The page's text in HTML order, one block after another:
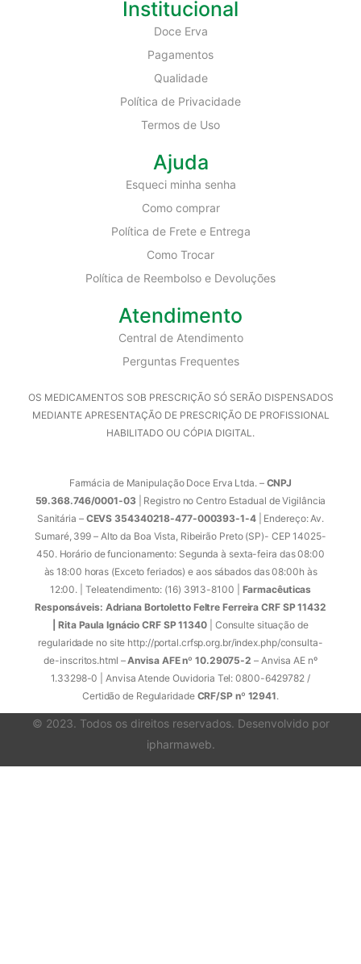
Institucional
Doce Erva
Pagamentos
Qualidade
Política de Privacidade
Termos de Uso
Ajuda
Esqueci minha senha
Como comprar
Política de Frete e Entrega
Como Trocar
Política de Reembolso e Devoluções
Atendimento
Central de Atendimento
Perguntas Frequentes
OS MEDICAMENTOS SOB PRESCRIÇÃO SÓ SERÃO DISPENSADOS
MEDIANTE APRESENTAÇÃO DE PRESCRIÇÃO DE PROFISSIONAL
HABILITADO OU CÓPIA DIGITAL.
Farmácia de Manipulação Doce Erva Ltda. – CNPJ
59.368.746/0001-03| Registro no Centro Estadual de Vigilância
Sanitária –CEVS 354340218-477-000393-1-4| Endereço: Av.
Sumaré, 399 – Alto da Boa Vista, Ribeirão Preto (SP)- CEP 14025-
450. Horário de funcionamento: Segunda à sexta-feira das 08:00
às 18:00 horas (Exceto feriados) e aos sábados das 08:00h às
12:00. | Teleatendimento: (16) 3913-8100 | Farmacêuticas
Responsáveis: Adriana Bortoletto Feltre Ferreira CRF SP 11432
| Rita Paula Ignácio CRF SP 11340 | Consulte situação de
regularidade no site http://portal.crfsp.org.br/index.php/consulta-
de-inscritos.html –Anvisa AFE nº 10.29075-2 – Anvisa AE nº
1.33298-0 | Anvisa Atende Ouvidoria Tel: 0800-6429782 /
Certidão de Regularidade CRF/SP nº 12941.
© 2023. Todos os direitos reservados. Desenvolvido por
ipharmaweb.